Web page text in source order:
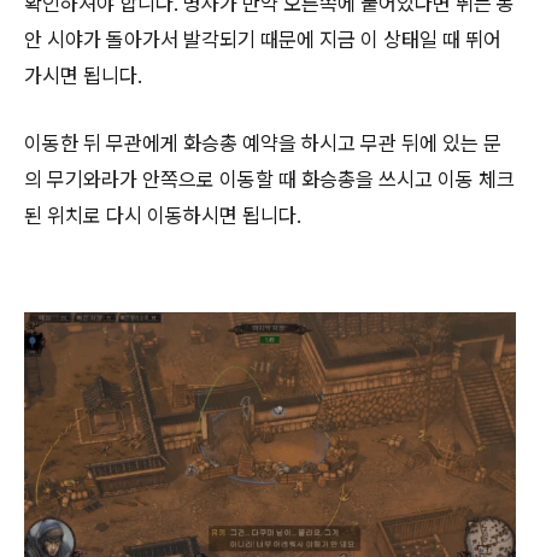
안 시야가 돌아가서 발각되기 때문에 지금 이 상태일 때 뛰어
가시면 됩니다.
이동한 뒤 무관에게 화승총 예약을 하시고 무관 뒤에 있는 문
의 무기와라가 안쪽으로 이동할 때 화승총을 쓰시고 이동 체크
된 위치로 다시 이동하시면 됩니다.